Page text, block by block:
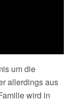
um die
allerdings aus
wird in